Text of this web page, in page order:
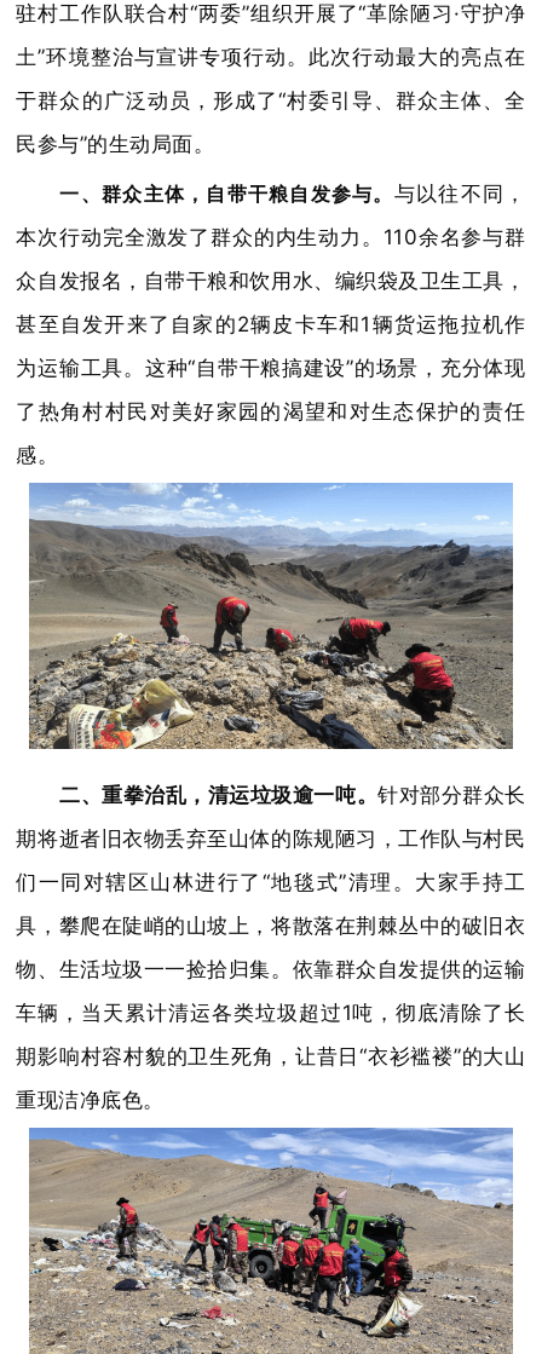
驻村工作队联合村“两委”组织开展了“革除陋习·守护净
土”环境整治与宣讲专项行动。此次行动最大的亮点在
于群众的广泛动员，形成了“村委引导、群众主体、全
民参与”的生动局面。
一、群众主体，自带干粮自发参与。 与以往不同，
本次行动完全激发了群众的内生动力。110余名参与群
众自发报名，自带干粮和饮用水、编织袋及卫生工具，
甚至自发开来了自家的2辆皮卡车和1辆货运拖拉机作
为运输工具。这种“自带干粮搞建设”的场景，充分体现
了热角村村民对美好家园的渴望和对生态保护的责任
感。
二、重拳治乱，清运垃圾逾一吨。针对部分群众长
期将逝者旧衣物丢弃至山体的陈规陋习，工作队与村民
们一同对辖区山林进行了“地毯式”清理。大家手持工
具，攀爬在陡峭的山坡上，将散落在荆棘丛中的破旧衣
物、生活垃圾一一捡拾归集。依靠群众自发提供的运输
车辆，当天累计清运各类垃圾超过1吨，彻底清除了长
期影响村容村貌的卫生死角，让昔日“衣衫褴褛”的大山
重现洁净底色。